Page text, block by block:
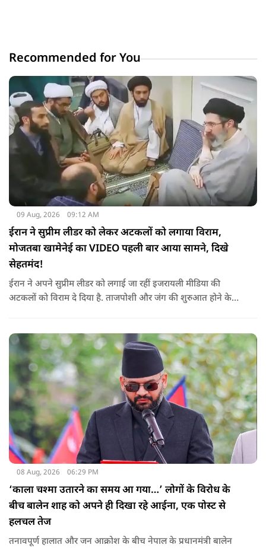
Recommended for You
09 Aug, 2026 09:12 AM
ईरान ने सुप्रीम लीडर को लेकर अटकलों को लगाया विराम,
मोजतबा खामेनेई का VIDEO पहली बार आया सामने, दिखे
सेहतमंद!
ईरान ने अपने सुप्रीम लीडर को लगाई जा रहीं इजरायली मीडिया की
अटकलों को विराम दे दिया है. ताजपोशी और जंग की शुरुआत होने के
08 Aug, 2026 06:29 PM
‘काला चश्मा उतारने का समय आ गया…’ लोगों के विरोध के
बीच बालेन शाह को अपने ही दिखा रहे आईना, एक पोस्ट से
हलचल तेज
तनावपूर्ण हालात और जन आक्रोश के बीच नेपाल के प्रधानमंत्री बालेन